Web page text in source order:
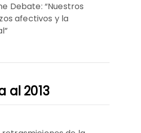
Debate: “Nuestros
afectivos y la
al 2013